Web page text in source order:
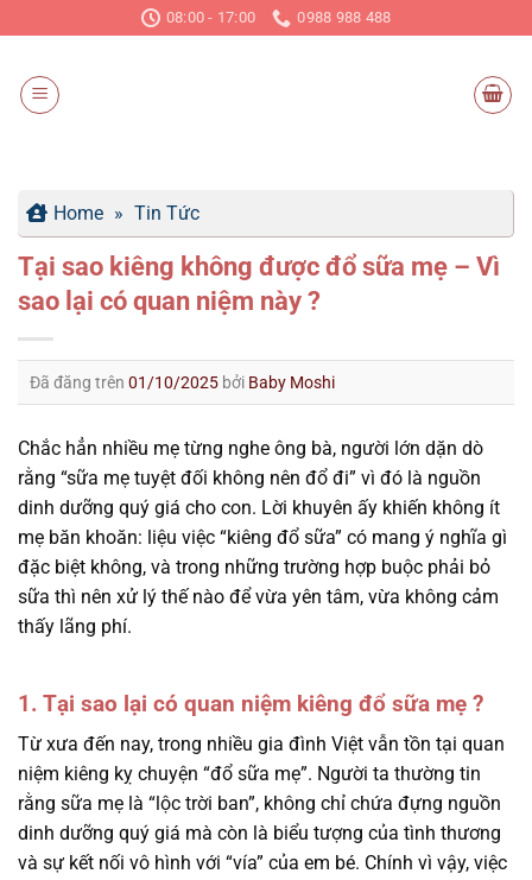
đến
dung
08:00 - 17:00 0988 988 488
Home » Tin Tức
Tại sao kiêng không được đổ sữa mẹ – Vì
sao lại có quan niệm này ?
Đã đăng trên 01/10/2025 bởi Baby Moshi
Chắc hẳn nhiều mẹ từng nghe ông bà, người lớn dặn dò
rằng “sữa mẹ tuyệt đối không nên đổ đi” vì đó là nguồn
dinh dưỡng quý giá cho con. Lời khuyên ấy khiến không ít
mẹ băn khoăn: liệu việc “kiêng đổ sữa” có mang ý nghĩa gì
đặc biệt không, và trong những trường hợp buộc phải bỏ
sữa thì nên xử lý thế nào để vừa yên tâm, vừa không cảm
thấy lãng phí.
1. Tại sao lại có quan niệm kiêng đổ sữa mẹ ?
Từ xưa đến nay, trong nhiều gia đình Việt vẫn tồn tại quan
niệm kiêng kỵ chuyện “đổ sữa mẹ”. Người ta thường tin
rằng sữa mẹ là “lộc trời ban”, không chỉ chứa đựng nguồn
dinh dưỡng quý giá mà còn là biểu tượng của tình thương
và sự kết nối vô hình với “vía” của em bé. Chính vì vậy, việc